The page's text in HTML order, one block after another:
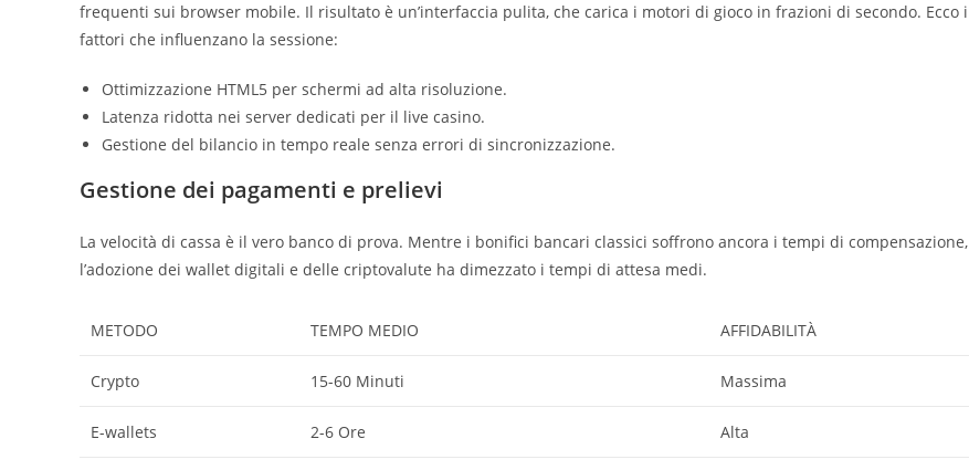
frequenti sui browser mobile. Il risultato è un’interfaccia pulita, che carica i motori di gioco in frazioni di secondo. Ecco i
fattori che influenzano la sessione:
Ottimizzazione HTML5 per schermi ad alta risoluzione.
Latenza ridotta nei server dedicati per il live casino.
Gestione del bilancio in tempo reale senza errori di sincronizzazione.
Gestione dei pagamenti e prelievi
La velocità di cassa è il vero banco di prova. Mentre i bonifici bancari classici soffrono ancora i tempi di compensazione,
l’adozione dei wallet digitali e delle criptovalute ha dimezzato i tempi di attesa medi.
METODO TEMPO MEDIO AFFIDABILITÀ
Crypto 15-60 Minuti Massima
E-wallets 2-6 Ore Alta